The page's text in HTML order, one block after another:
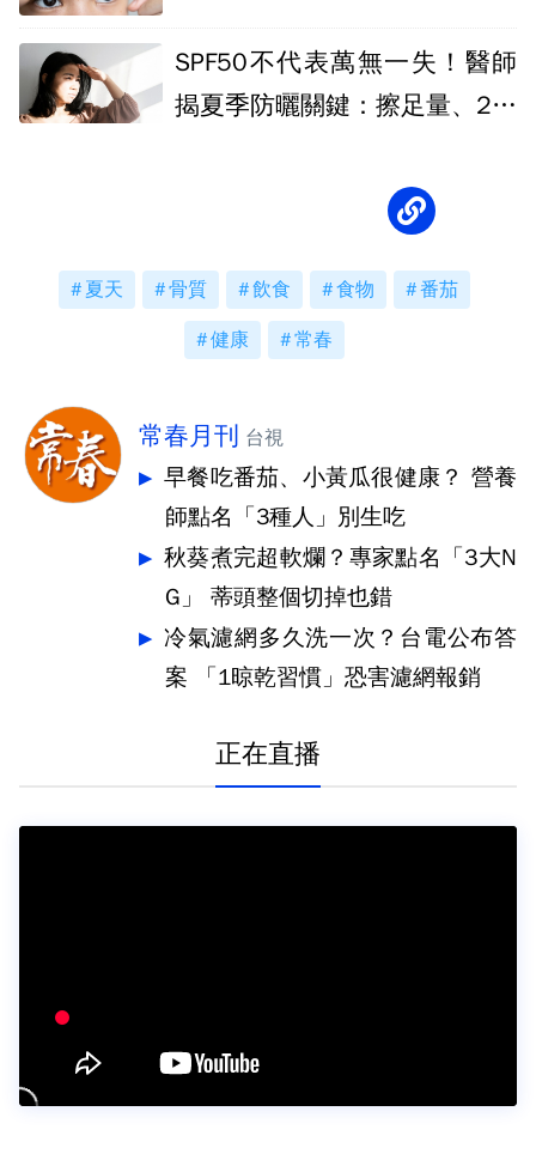
SPF50不代表萬無一失！醫師
揭夏季防曬關鍵：擦足量、2至
夏天 骨質 飲食 食物 番茄
健康 常春
常春月刊 台視
早餐吃番茄、小黃瓜很健康？ 營養
師點名「3種人」別生吃
秋葵煮完超軟爛？專家點名「3大N
G」 蒂頭整個切掉也錯
冷氣濾網多久洗一次？台電公布答
案 「1晾乾習慣」恐害濾網報銷
正在直播